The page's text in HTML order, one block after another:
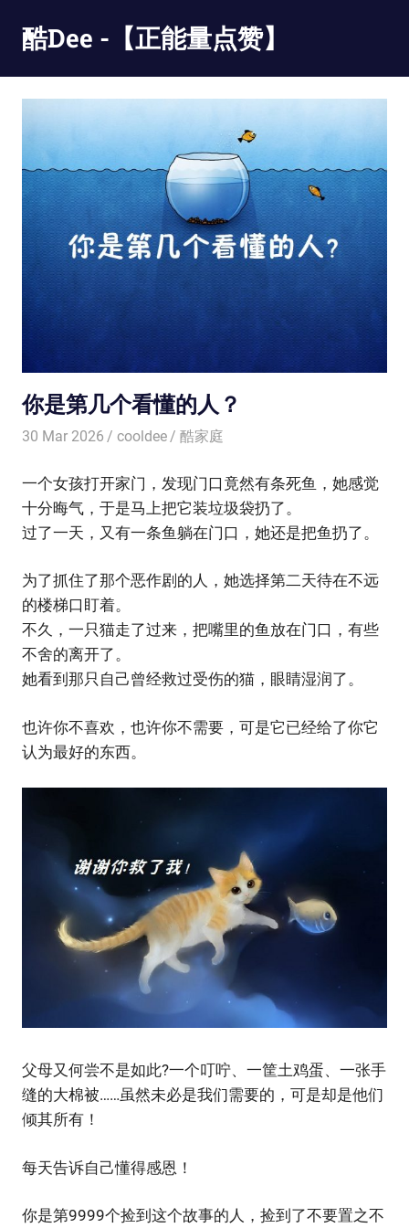
content
酷Dee -【正能量点赞】
有
更
酷
你是第几个看懂的人？
30 Mar 2026 cooldee 酷家庭
一个女孩打开家门，发现门口竟然有条死鱼，她感觉
十分晦气，于是马上把它装垃圾袋扔了。
过了一天，又有一条鱼躺在门口，她还是把鱼扔了。
为了抓住了那个恶作剧的人，她选择第二天待在不远
的楼梯口盯着。
不久，一只猫走了过来，把嘴里的鱼放在门口，有些
不舍的离开了。
她看到那只自己曾经救过受伤的猫，眼睛湿润了。
也许你不喜欢，也许你不需要，可是它已经给了你它
认为最好的东西。
父母又何尝不是如此?一个叮咛、一筐土鸡蛋、一张手
缝的大棉被……虽然未必是我们需要的，可是却是他们
倾其所有！
每天告诉自己懂得感恩！
你是第9999个捡到这个故事的人，捡到了不要置之不